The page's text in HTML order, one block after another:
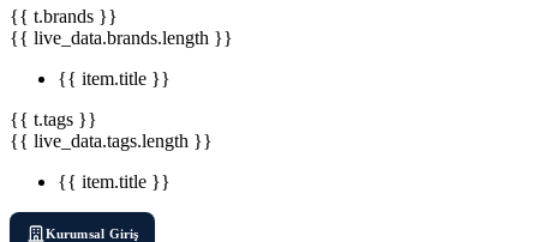
{{ t.brands }}
{{ live_data.brands.length }}
{{ item.title }}
{{ t.tags }}
{{ live_data.tags.length }}
{{ item.title }}
Kurumsal Giriş